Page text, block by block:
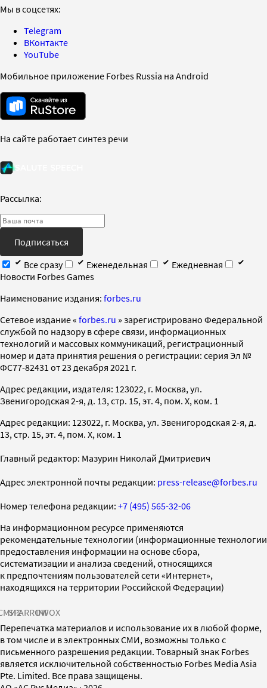
Мы в соцсетях:
Telegram
ВКонтакте
YouTube
Мобильное приложение Forbes Russia на Android
На сайте работает синтез речи
Рассылка:
Подписаться
Все сразу
Еженедельная
Ежедневная
Новости Forbes Games
Наименование издания: forbes.ru
Cетевое издание « forbes.ru » зарегистрировано Федеральной
службой по надзору в сфере связи, информационных
технологий и массовых коммуникаций, регистрационный
номер и дата принятия решения о регистрации: серия Эл №
ФС77-82431 от 23 декабря 2021 г.
Адрес редакции, издателя: 123022, г. Москва, ул.
Звенигородская 2-я, д. 13, стр. 15, эт. 4, пом. X, ком. 1
Адрес редакции: 123022, г. Москва, ул. Звенигородская 2-я, д.
13, стр. 15, эт. 4, пом. X, ком. 1
Главный редактор: Мазурин Николай Дмитриевич
Адрес электронной почты редакции: press-release@forbes.ru
Номер телефона редакции: +7 (495) 565-32-06
На информационном ресурсе применяются
рекомендательные технологии (информационные технологии
предоставления информации на основе сбора,
систематизации и анализа сведений, относящихся
к предпочтениям пользователей сети «Интернет»,
находящихся на территории Российской Федерации)
SPARROWINFOX
Перепечатка материалов и использование их в любой форме,
в том числе и в электронных СМИ, возможны только с
письменного разрешения редакции. Товарный знак Forbes
является исключительной собственностью Forbes Media Asia
Pte. Limited. Все права защищены.